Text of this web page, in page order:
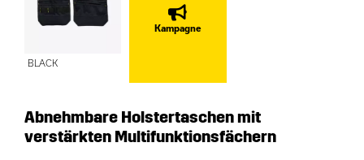
BLACK
Kampagne
Abnehmbare Holstertaschen mit
verstärkten Multifunktionsfächern